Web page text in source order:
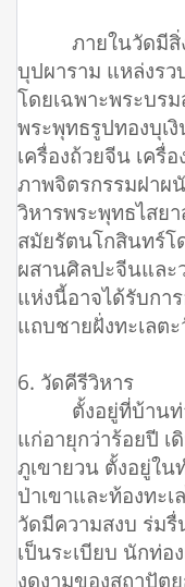
ภายในวัดมีสิ่ง
บุปผาราม แหล่งร
โดยเฉพาะพระบร
พระพุทธรูปทองบุเ
เครื่องถ้วยจีน เครื่
ภาพจิตรกรรมฝาผ
วิหารพระพุทธไสย
สมัยรัตนโกสินทร์โ
ผสานศิลปะจีนและ
แห่งนี้อาจได้รับกา
แถบชายฝั่งทะเลต
6. วัดคีรีวิหาร
ตั้งอยู่ที่บ้านท่าเ
แก่อายุกว่าร้อยปี เ
ภูเขายวน ตั้งอยู่ใน
ป่าเขาและท้องทะ
วัดมีความสงบ ร่มรื่
เป็นระเบียบ นักท่อ
งดงามของสถาปัต